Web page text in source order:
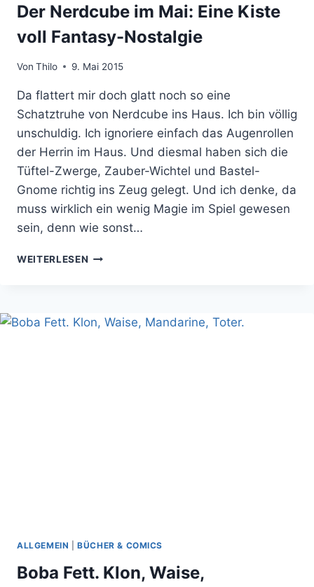
Der Nerdcube im Mai: Eine Kiste
voll Fantasy-Nostalgie
Von Thilo 9. Mai 2015
Da flattert mir doch glatt noch so eine
Schatztruhe von Nerdcube ins Haus. Ich bin völlig
unschuldig. Ich ignoriere einfach das Augenrollen
der Herrin im Haus. Und diesmal haben sich die
Tüftel-Zwerge, Zauber-Wichtel und Bastel-
Gnome richtig ins Zeug gelegt. Und ich denke, da
muss wirklich ein wenig Magie im Spiel gewesen
sein, denn wie sonst…
WEITERLESEN DER
KISTE
ALLGEMEIN |BÜCHER & COMICS
Boba Fett. Klon, Waise,